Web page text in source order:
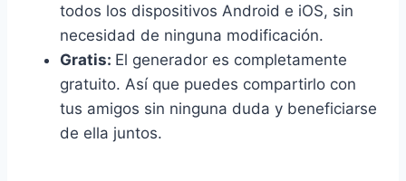
todos los dispositivos Android e iOS, sin
necesidad de ninguna modificación.
Gratis: El generador es completamente
gratuito. Así que puedes compartirlo con
tus amigos sin ninguna duda y beneficiarse
de ella juntos.